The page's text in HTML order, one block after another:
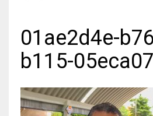
01ae2d4e-
b115-